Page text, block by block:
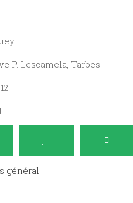
P. Lescamela, Tarbes
général